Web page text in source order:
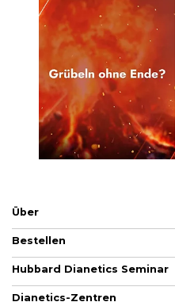
Über
Bestellen
Hubbard Dianetics Seminar
Dianetics-Zentren